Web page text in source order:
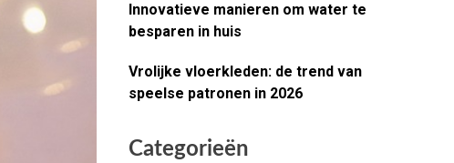
Innovatieve manieren om water te
besparen in huis
Vrolijke vloerkleden: de trend van
speelse patronen in 2026
Categorieën